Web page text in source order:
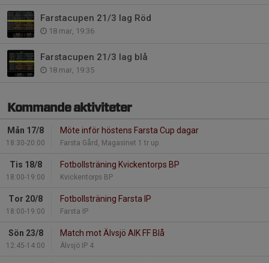
Farstacupen 21/3 lag Röd
18 mar, 19:36
Farstacupen 21/3 lag blå
18 mar, 19:35
Kommande aktiviteter
Mån 17/8
18:30-20:00
Möte inför höstens Farsta Cup dagar
Farsta Gård, Magasinet 1 tr up
Tis 18/8
18:00-19:00
Fotbollsträning Kvickentorps BP
Kvickentorps BP
Tor 20/8
18:00-19:00
Fotbollsträning Farsta IP
Farsta IP
Sön 23/8
12:45-14:00
Match mot Älvsjö AIK FF Blå
Älvsjö IP 4